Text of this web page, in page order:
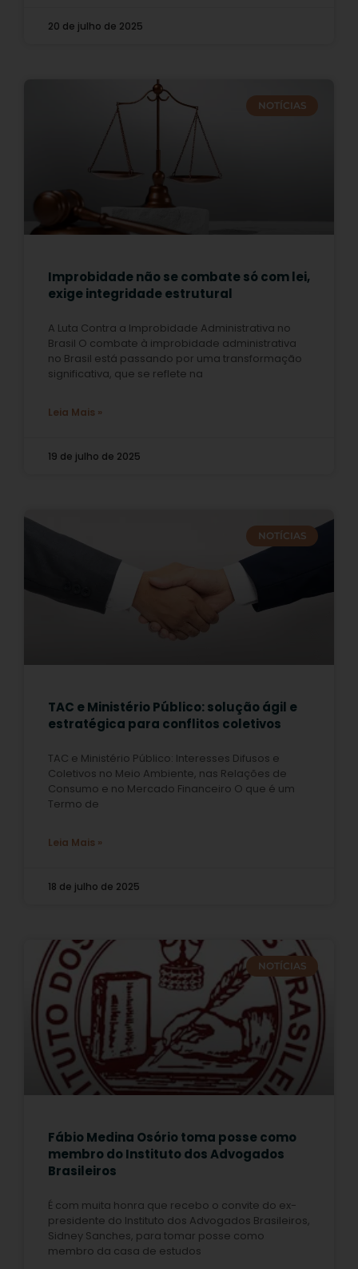
20 de julho de 2025
NOTÍCIAS
Improbidade não se combate só com lei,
exige integridade estrutural
A Luta Contra a Improbidade Administrativa no
Brasil O combate à improbidade administrativa
no Brasil está passando por uma transformação
significativa, que se reflete na
Leia Mais »
19 de julho de 2025
NOTÍCIAS
TAC e Ministério Público: solução ágil e
estratégica para conflitos coletivos
TAC e Ministério Público: Interesses Difusos e
Coletivos no Meio Ambiente, nas Relações de
Consumo e no Mercado Financeiro O que é um
Termo de
Leia Mais »
18 de julho de 2025
NOTÍCIAS
Fábio Medina Osório toma posse como
membro do Instituto dos Advogados
Brasileiros
É com muita honra que recebo o convite do ex-
presidente do Instituto dos Advogados Brasileiros,
Sidney Sanches, para tomar posse como
membro da casa de estudos